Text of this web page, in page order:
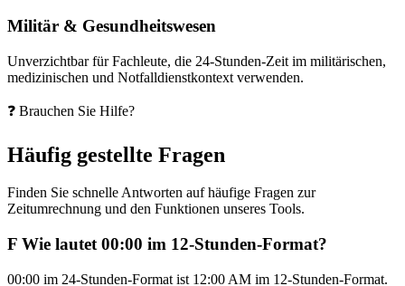
Militär & Gesundheitswesen
Unverzichtbar für Fachleute, die 24-Stunden-Zeit im militärischen,
medizinischen und Notfalldienstkontext verwenden.
❓ Brauchen Sie Hilfe?
Häufig gestellte Fragen
Finden Sie schnelle Antworten auf häufige Fragen zur
Zeitumrechnung und den Funktionen unseres Tools.
F Wie lautet 00:00 im 12-Stunden-Format?
00:00 im 24-Stunden-Format ist 12:00 AM im 12-Stunden-Format.